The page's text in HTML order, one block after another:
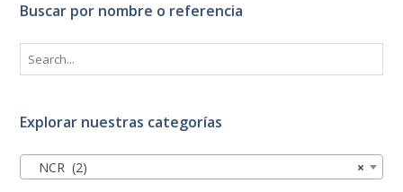
Buscar por nombre o referencia
Explorar nuestras categorías
×
NCR (2)